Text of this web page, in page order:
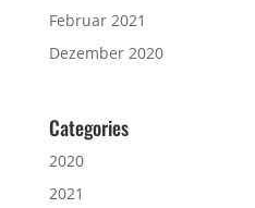
Februar 2021
Dezember 2020
Categories
2020
2021